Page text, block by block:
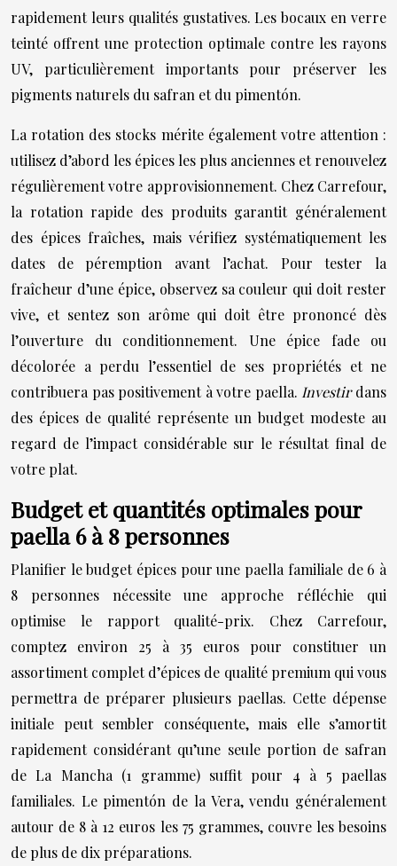
rapidement leurs qualités gustatives. Les bocaux en verre
teinté offrent une protection optimale contre les rayons
UV, particulièrement importants pour préserver les
pigments naturels du safran et du pimentón.
La rotation des stocks mérite également votre attention :
utilisez d’abord les épices les plus anciennes et renouvelez
régulièrement votre approvisionnement. Chez Carrefour,
la rotation rapide des produits garantit généralement
des épices fraîches, mais vérifiez systématiquement les
dates de péremption avant l’achat. Pour tester la
fraîcheur d’une épice, observez sa couleur qui doit rester
vive, et sentez son arôme qui doit être prononcé dès
l’ouverture du conditionnement. Une épice fade ou
décolorée a perdu l’essentiel de ses propriétés et ne
contribuera pas positivement à votre paella. Investirdans
des épices de qualité représente un budget modeste au
regard de l’impact considérable sur le résultat final de
votre plat.
Budget et quantités optimales pour
paella 6 à 8 personnes
Planifier le budget épices pour une paella familiale de 6 à
8 personnes nécessite une approche réfléchie qui
optimise le rapport qualité-prix. Chez Carrefour,
comptez environ 25 à 35 euros pour constituer un
assortiment complet d’épices de qualité premium qui vous
permettra de préparer plusieurs paellas. Cette dépense
initiale peut sembler conséquente, mais elle s’amortit
rapidement considérant qu’une seule portion de safran
de La Mancha (1 gramme) suffit pour 4 à 5 paellas
familiales. Le pimentón de la Vera, vendu généralement
autour de 8 à 12 euros les 75 grammes, couvre les besoins
de plus de dix préparations.